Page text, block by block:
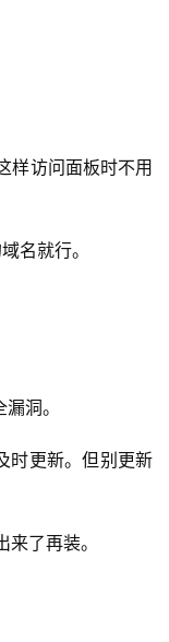
样访问面板时不用
名就行。
洞。
时更新。但别更新
了再装。